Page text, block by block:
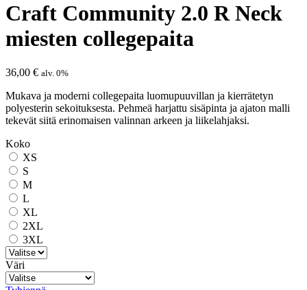
Craft Community 2.0 R Neck
miesten collegepaita
36,00 € alv. 0%
Mukava ja moderni collegepaita luomupuuvillan ja kierrätetyn
polyesterin sekoituksesta. Pehmeä harjattu sisäpinta ja ajaton malli
tekevät siitä erinomaisen valinnan arkeen ja liikelahjaksi.
Koko
XS
S
M
L
XL
2XL
3XL
Väri